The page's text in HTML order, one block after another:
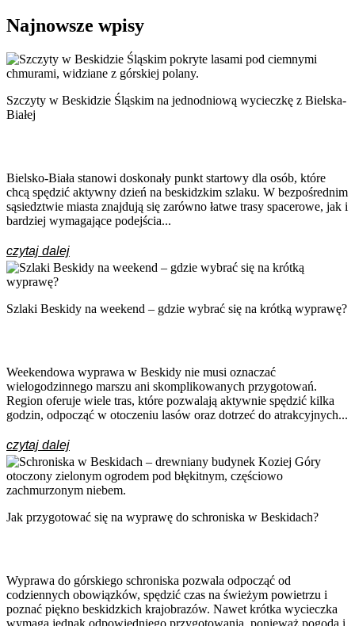
Najnowsze wpisy
Szczyty w Beskidzie Śląskim na jednodniową wycieczkę z Bielska-
Białej
Bielsko-Biała stanowi doskonały punkt startowy dla osób, które
chcą spędzić aktywny dzień na beskidzkim szlaku. W bezpośrednim
sąsiedztwie miasta znajdują się zarówno łatwe trasy spacerowe, jak i
bardziej wymagające podejścia...
czytaj dalej
Szlaki Beskidy na weekend – gdzie wybrać się na krótką wyprawę?
Weekendowa wyprawa w Beskidy nie musi oznaczać
wielogodzinnego marszu ani skomplikowanych przygotowań.
Region oferuje wiele tras, które pozwalają aktywnie spędzić kilka
godzin, odpocząć w otoczeniu lasów oraz dotrzeć do atrakcyjnych...
czytaj dalej
Jak przygotować się na wyprawę do schroniska w Beskidach?
Wyprawa do górskiego schroniska pozwala odpocząć od
codziennych obowiązków, spędzić czas na świeżym powietrzu i
poznać piękno beskidzkich krajobrazów. Nawet krótka wycieczka